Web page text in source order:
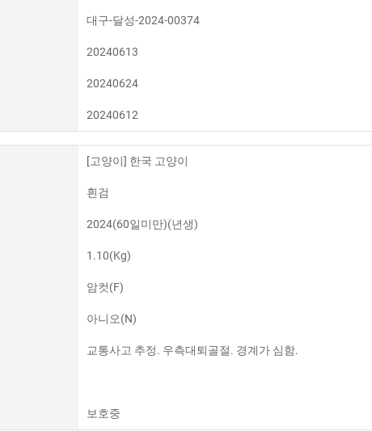
대구-달성-2024-00374
20240613
20240624
20240612
[고양이] 한국 고양이
흰검
2024(60일미만)(년생)
1.10(Kg)
암컷(F)
아니오(N)
교통사고 추정. 우측대퇴골절. 경계가 심함.
보호중